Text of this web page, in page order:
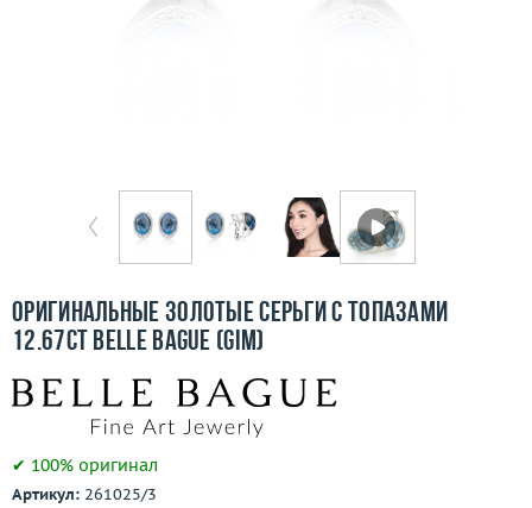
Ломбард
3D-тур по шоуруму
Заказать звонок
Оригинальные золотые серьги с топазами
12.67ct Belle Bague (GIM)
✔ 100% оригинал
Артикул: 261025/3